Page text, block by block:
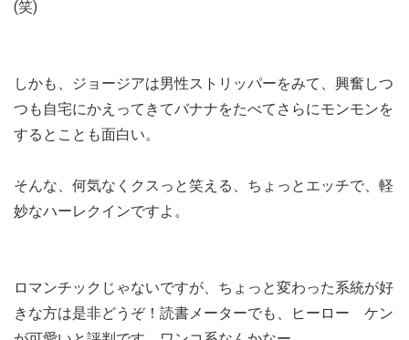
(笑)
しかも、ジョージアは男性ストリッパーをみて、興奮しつ
つも自宅にかえってきてバナナをたべてさらにモンモンを
するとことも面白い。
そんな、何気なくクスっと笑える、ちょっとエッチで、軽
妙なハーレクインですよ。
ロマンチックじゃないですが、ちょっと変わった系統が好
きな方は是非どうぞ！読書メーターでも、ヒーロー ケン